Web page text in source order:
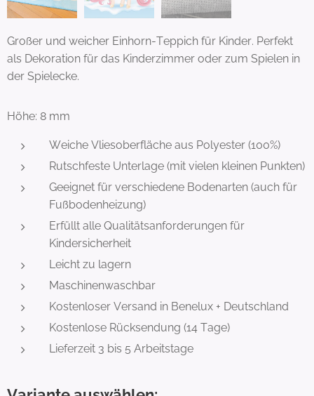
Großer und weicher Einhorn-Teppich für Kinder. Perfekt
als Dekoration für das Kinderzimmer oder zum Spielen in
der Spielecke.
Höhe: 8 mm
Weiche Vliesoberfläche aus Polyester (100%)
Rutschfeste Unterlage (mit vielen kleinen Punkten)
Geeignet für verschiedene Bodenarten (auch für
Fußbodenheizung)
Erfüllt alle Qualitätsanforderungen für
Kindersicherheit
Leicht zu lagern
Maschinenwaschbar
Kostenloser Versand in Benelux + Deutschland
Kostenlose Rücksendung (14 Tage)
Lieferzeit 3 bis 5 Arbeitstage